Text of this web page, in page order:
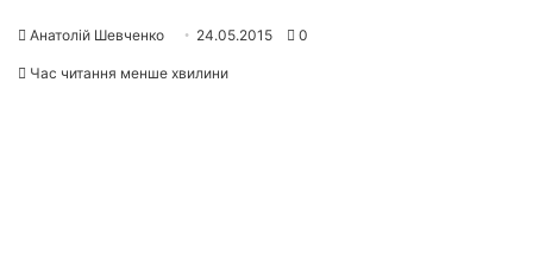
Анатолій Шевченко 24.05.2015 0
Час читання менше хвилини